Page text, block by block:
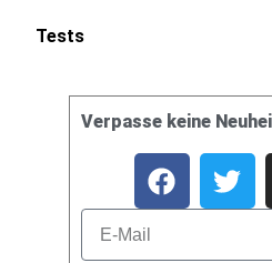
Tests
Verpasse keine